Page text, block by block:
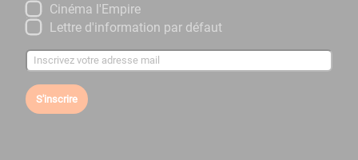
Cinéma l'Empire
Lettre d'information par défaut
S'inscrire